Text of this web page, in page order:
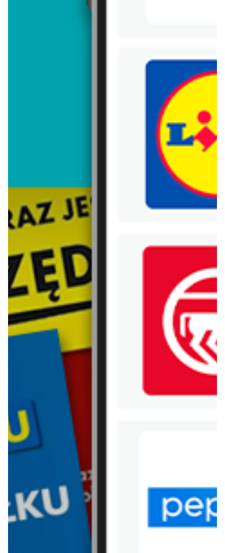
Trafiłeś na nieaktualną gazetkę
Zobacz aktualne gazetki Blix!
aktualna
POLOmarket
aktualna
Oferta od czwartku
WIĘCEJ GAZETEK